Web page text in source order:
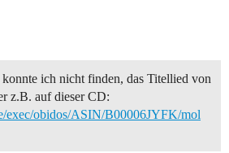
ich nicht finden, das Titellied von
z.B. auf dieser CD:
exec/obidos/ASIN/B00006JYFK/mol